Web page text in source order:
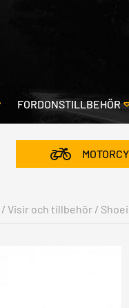
FORDONSTILLBEHÖR
/ Visir och tillbehör / Shoei